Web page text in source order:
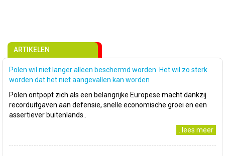
ARTIKELEN
Polen wil niet langer alleen beschermd worden. Het wil zo sterk
worden dat het niet aangevallen kan worden
Polen ontpopt zich als een belangrijke Europese macht dankzij
recorduitgaven aan defensie, snelle economische groei en een
assertiever buitenlands..
..lees meer